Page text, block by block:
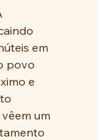
em
povo
e
um